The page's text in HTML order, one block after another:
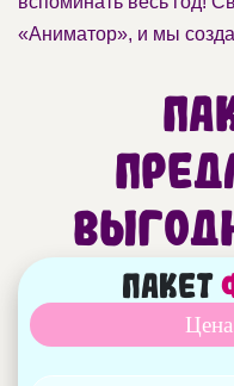
«Аниматор», и мы
Пакет